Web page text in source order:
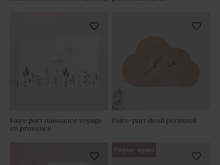
Faire part naissance voyage
en provence
Faire-part deuil périnatal
Papier épais